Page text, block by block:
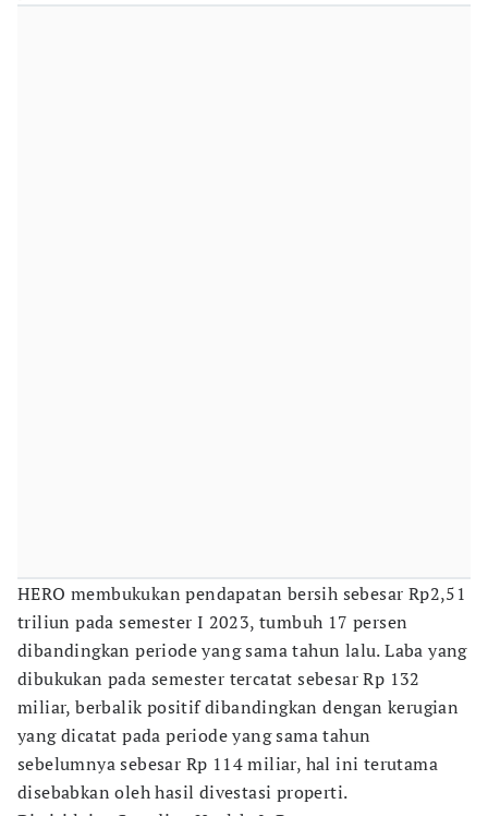
HERO membukukan pendapatan bersih sebesar Rp2,51
triliun pada semester I 2023, tumbuh 17 persen
dibandingkan periode yang sama tahun lalu. Laba yang
dibukukan pada semester tercatat sebesar Rp 132
miliar, berbalik positif dibandingkan dengan kerugian
yang dicatat pada periode yang sama tahun
sebelumnya sebesar Rp 114 miliar, hal ini terutama
disebabkan oleh hasil divestasi properti.